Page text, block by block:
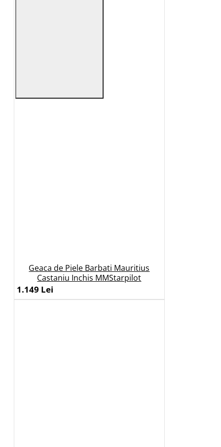
Geaca de Piele Barbati Mauritius
Castaniu Inchis MMStarpilot
1.149 Lei